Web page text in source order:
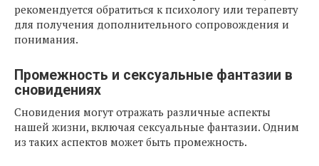
рекомендуется обратиться к психологу или терапевту
для получения дополнительного сопровождения и
понимания.
Промежность и сексуальные фантазии в
сновидениях
Сновидения могут отражать различные аспекты
нашей жизни, включая сексуальные фантазии. Одним
из таких аспектов может быть промежность.